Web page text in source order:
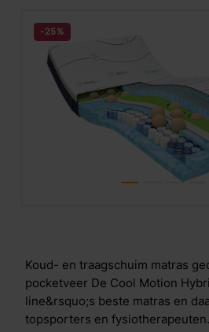
-25%
Koud- en traagschuim matras
pocketveer De Cool Motion
line&rsquo;s beste matras en
topsporters en